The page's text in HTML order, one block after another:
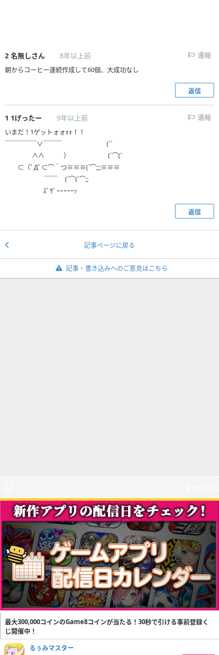
2 名無しさん 8年以上前 通報
朝からコーヒー連続作成して60個、大成功なし
返信
1 1げったー 9年以上前 通報
いまだ！1ゲットォォｫｫ！！
￣￣￣￣￣∨￣￣￣ (´´
∧∧ ） (´⌒(´
⊂（ﾟДﾟ⊂⌒｀つ≡≡≡(´⌒;;;≡≡≡
￣￣ (´⌒(´⌒;;
ｽﾞｻﾞｰｰｰｰｰｯ
返信
記事ページに戻る
記事・書き込みへのご意見はこちら
最大300,000コインのGame8コインが当たる！30秒で引ける事前登録く
じ開催中！
るぅみマスター